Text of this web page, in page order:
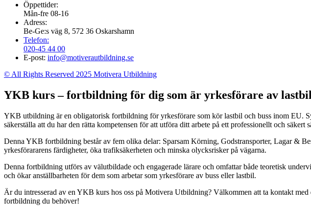
Öppettider:
Mån-fre 08-16
Adress:
Be-Ge:s väg 8, 572 36 Oskarshamn
Telefon:
020-45 44 00
E-post: info@motiverautbildning.se
© All Rights Reserved 2025 Motivera Utbildning
YKB kurs – fortbildning för dig som är yrkesförare av lastbil
YKB utbildning är en obligatorisk fortbildning för yrkesförare som kör lastbil och buss inom EU.
säkerställa att du har den rätta kompetensen för att utföra ditt arbete på ett professionellt och säkert
Denna YKB fortbildning består av fem olika delar: Sparsam Körning, Godstransporter, Lagar &
yrkesförararens färdigheter, öka trafiksäkerheten och minska olycksrisker på vägarna.
Denna fortbildning utförs av välutbildade och engagerade lärare och omfattar både teoretisk
och ökar anställbarheten för dem som arbetar som yrkesförare av buss eller lastbil.
Är du intresserad av en YKB kurs hos oss på Motivera Utbildning? Välkommen att ta kontakt
fortbildning du behöver!